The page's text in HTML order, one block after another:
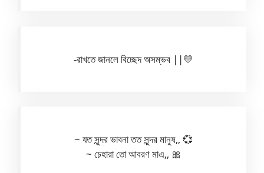
-রাখতে জানলে বিচ্ছেদ অসম্ভব ||💛
~ যত সুন্দর ভাবনা তত সুন্দর মানুষ,, 💞
~ চেহারা তো আবরণ মাএ,, 🎀